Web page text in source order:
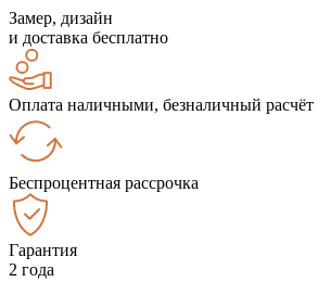
Замер, дизайн
и доставка бесплатно
Оплата наличными, безналичный расчёт
Беспроцентная рассрочка
Гарантия
2 года